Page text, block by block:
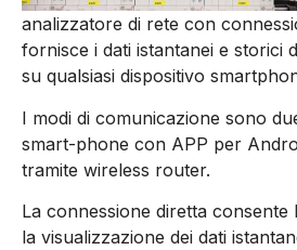
analizzatore di rete con
fornisce i dati istantanei e storici
su qualsiasi dispositivo
I modi di comunicazione sono
smart-phone con APP per
tramite wireless router.
La connessione diretta
la visualizzazione dei dati